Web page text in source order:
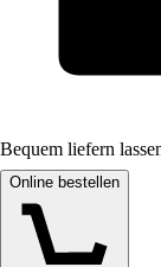
Bequem liefern
Online bestellen